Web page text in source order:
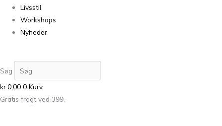
Livsstil
Workshops
Nyheder
Søg
kr.0,00 0 Kurv
Gratis fragt ved 399,-